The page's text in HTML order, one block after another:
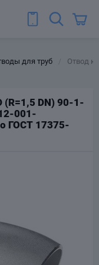
для труб Отвод
(R=1,5 DN) 90-1-
001-
ГОСТ 17375-